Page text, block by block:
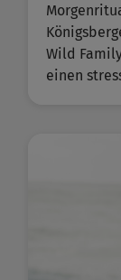
Wild
einen